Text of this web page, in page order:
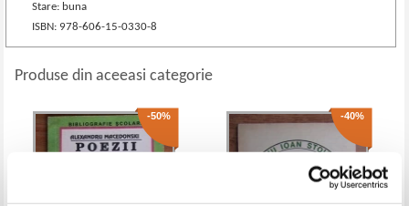
Stare: buna
ISBN: 978-606-15-0330-8
Produse din aceeasi categorie
-50% -40%